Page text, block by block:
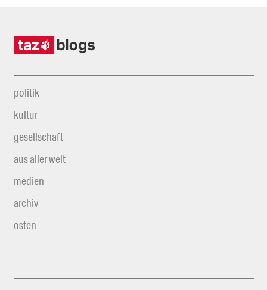
politik
kultur
gesellschaft
aus aller welt
medien
archiv
osten